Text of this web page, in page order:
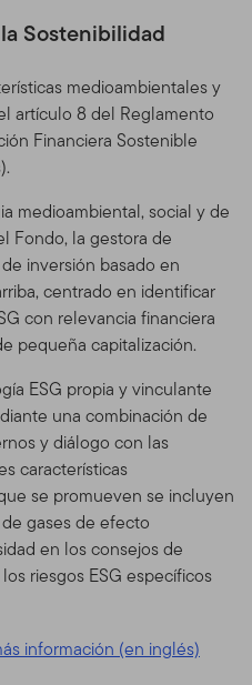
Sostenibilidad
medioambientales y
artículo 8 del Reglamento
Financiera Sostenible
medioambiental, social y de
Fondo, la gestora de
inversión basado en
centrado en identificar
con relevancia financiera
pequeña capitalización.
ESG propia y vinculante
una combinación de
y diálogo con las
características
se promueven se incluyen
gases de efecto
en los consejos de
riesgos ESG específicos
información (en inglés)